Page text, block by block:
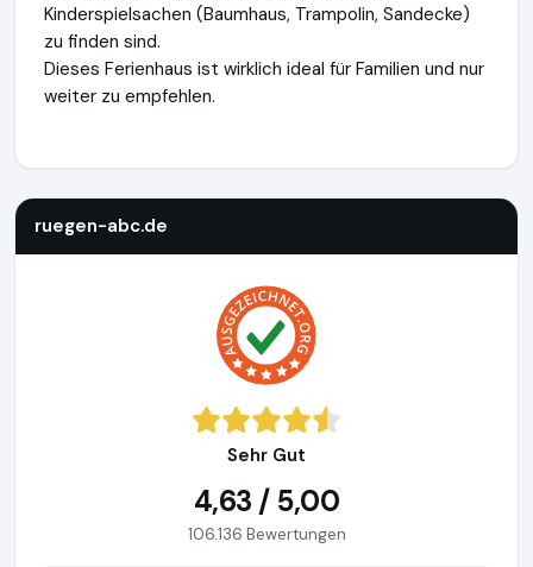
Kinderspielsachen (Baumhaus, Trampolin, Sandecke)
zu finden sind.
Dieses Ferienhaus ist wirklich ideal für Familien und nur
weiter zu empfehlen.
ruegen-abc.de
Sehr Gut
4,63 / 5,00
106.136 Bewertungen